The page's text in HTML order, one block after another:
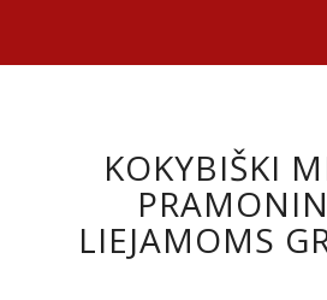
KOKYBIŠKI
LIEJAMOMS